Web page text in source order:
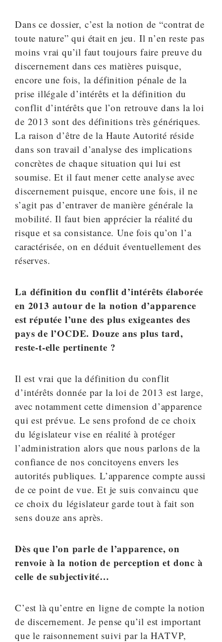
Dans ce dossier, c’est la notion de “contrat de
toute nature” qui était en jeu. Il n’en reste pas
moins vrai qu’il faut toujours faire preuve du
discernement dans ces matières puisque,
encore une fois, la définition pénale de la
prise illégale d’intérêts et la définition du
conflit d’intérêts que l’on retrouve dans la loi
de 2013 sont des définitions très génériques.
La raison d’être de la Haute Autorité réside
dans son travail d’analyse des implications
concrètes de chaque situation qui lui est
soumise. Et il faut mener cette analyse avec
discernement puisque, encore une fois, il ne
s’agit pas d’entraver de manière générale la
mobilité. Il faut bien apprécier la réalité du
risque et sa consistance. Une fois qu’on l’a
caractérisée, on en déduit éventuellement des
réserves.
La définition du conflit d’intérêts élaborée
en 2013 autour de la notion d’apparence
est réputée l’une des plus exigeantes des
pays de l’OCDE. Douze ans plus tard,
reste-t-elle pertinente ?
Il est vrai que la définition du conflit
d’intérêts donnée par la loi de 2013 est large,
avec notamment cette dimension d’apparence
qui est prévue. Le sens profond de ce choix
du législateur vise en réalité à protéger
l’administration alors que nous parlons de la
confiance de nos concitoyens envers les
autorités publiques. L’apparence compte aussi
de ce point de vue. Et je suis convaincu que
ce choix du législateur garde tout à fait son
sens douze ans après.
Dès que l’on parle de l’apparence, on
renvoie à la notion de perception et donc à
celle de subjectivité…
C’est là qu’entre en ligne de compte la notion
de discernement. Je pense qu’il est important
que le raisonnement suivi par la HATVP,